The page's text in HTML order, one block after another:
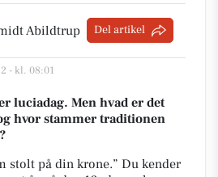
Abildtrup Del artikel
- kl. 08:01
luciadag. Men hvad er det
hvor stammer traditionen
stolt på din krone.” Du kender